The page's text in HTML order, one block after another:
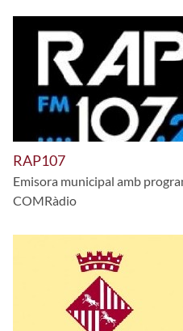
RAP107
Emisora municipal amb
COMRàdio